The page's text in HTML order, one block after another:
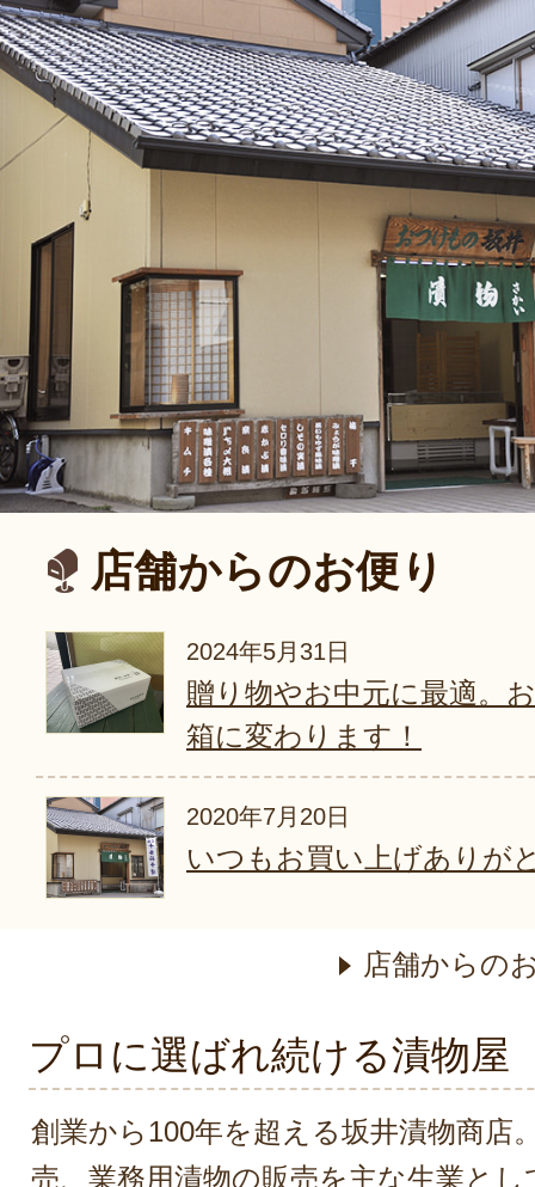
店舗からのお便り
2024年5月31日
贈り物やお中元に最適。
箱に変わります！
2020年7月20日
いつもお買い上げありが
店舗からの
プロに選ばれ続ける漬物屋
創業から100年を超える坂井漬物商店
売、業務用漬物の販売を主な生業と